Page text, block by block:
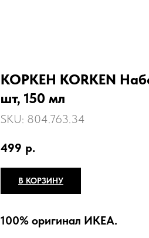
КОРКЕН KORKEN
шт, 150 мл
SKU: 804.763.34
499 р.
В КОРЗИНУ
100% оригинал ИКЕА.